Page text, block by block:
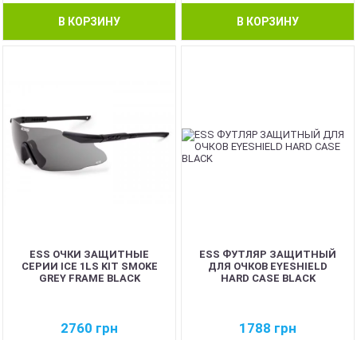
В КОРЗИНУ В КОРЗИНУ
ESS ОЧКИ ЗАЩИТНЫЕ
СЕРИИ ICE 1LS KIT SMOKE
GREY FRAME BLACK
2760 грн
ESS ФУТЛЯР ЗАЩИТНЫЙ
ДЛЯ ОЧКОВ EYESHIELD
HARD CASE BLACK
1788 грн